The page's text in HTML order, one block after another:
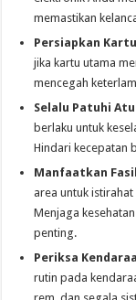
memastikan
Persiapkan
jika kartu utama
mencegah
Selalu Patuhi
berlaku untuk
Hindari kecepatan
Manfaatkan
area untuk
Menjaga
penting.
Periksa
rutin pada